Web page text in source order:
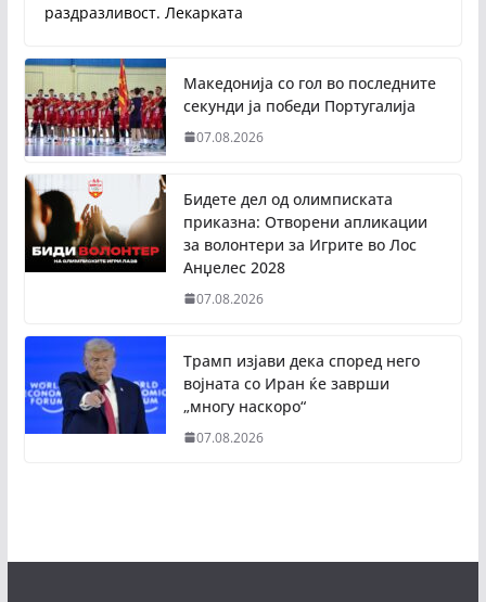
раздразливост. Лекарката
Македонија со гол во последните
секунди ја победи Португалија
07.08.2026
Бидете дел од олимписката
приказна: Отворени апликации
за волонтери за Игрите во Лос
Анџелес 2028
07.08.2026
Трамп изјави дека според него
војната со Иран ќе заврши
„многу наскоро“
07.08.2026